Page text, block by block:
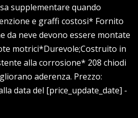
supplementare quando
e graffi costosi* Fornito
da neve devono essere montate
motrici*Durevole;Costruito in
alla corrosione* 208 chiodi
aderenza. Prezzo:
data del [price_update_date] -